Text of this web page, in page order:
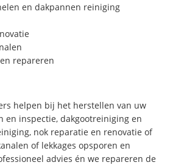
en dakpannen reiniging
repareren
helpen bij het herstellen van uw
en inspectie, dakgootreiniging en
nok reparatie en renovatie of
of lekkages opsporen en
advies én we repareren de